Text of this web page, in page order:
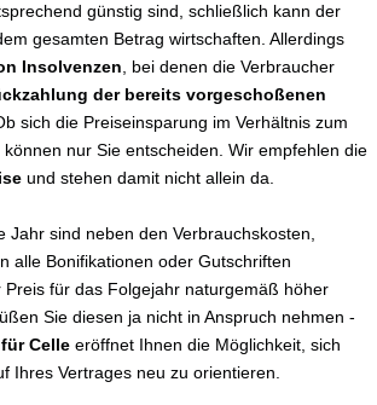
günstig sind, schließlich kann der
gesamten Betrag wirtschaften. Allerdings
Insolvenzen , bei denen die Verbraucher
der bereits vorgeschoßenen
sich die Preiseinsparung im Verhältnis zum
nur Sie entscheiden. Wir empfehlen die
und stehen damit nicht allein da.
Jahr sind neben den Verbrauchskosten,
alle Bonifikationen oder Gutschriften
für das Folgejahr naturgemäß höher
Sie diesen ja nicht in Anspruch nehmen -
Celle eröffnet Ihnen die Möglichkeit, sich
Ihres Vertrages neu zu orientieren.